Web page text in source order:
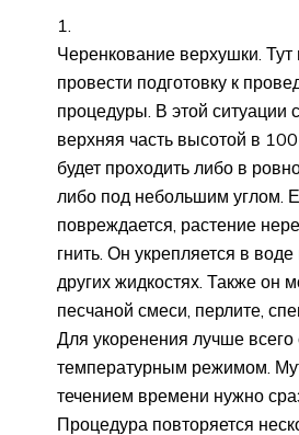
Черенкование верхушки.
провести подготовку к
процедуры. В этой ситуации
верхняя часть высотой в
будет проходить либо в
либо под небольшим углом.
повреждается, растение
гнить. Он укрепляется в
других жидкостях. Также он
песчаной смеси, перлите,
Для укоренения лучше всего
температурным режимом.
течением времени нужно
Процедура повторяется